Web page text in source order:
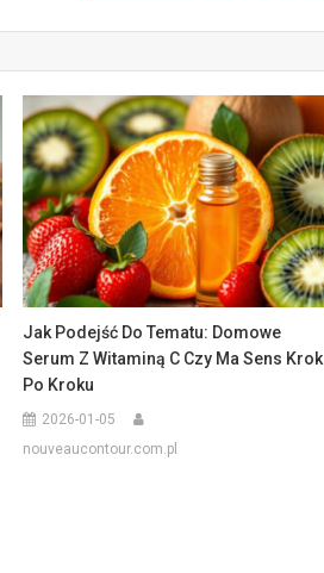
Jak Podejść Do Tematu: Domowe
Serum Z Witaminą C Czy Ma Sens Krok
Po Kroku
2026-01-05
nouveaucontour.com.pl